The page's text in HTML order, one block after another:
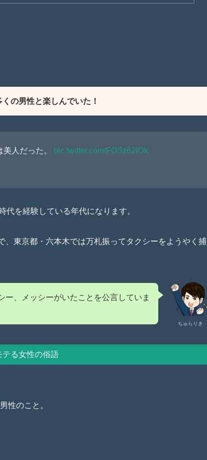
の男性と楽しんでいた！
人だった。 pic.twitter.com/FOSz62IOIc
を経験している年代になります。
東京都・六本木では万札振ってタクシーをようやく捕
ちゅらりき
ー、メッシーがいたことを公言していま
テる女性の俗語
性のこと。